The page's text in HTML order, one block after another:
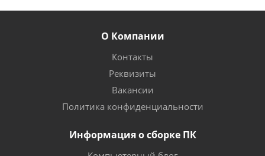
О Компании
Контакты
Реквизиты
Вакансии
Политика конфиденциальности
Информация о сборке ПК